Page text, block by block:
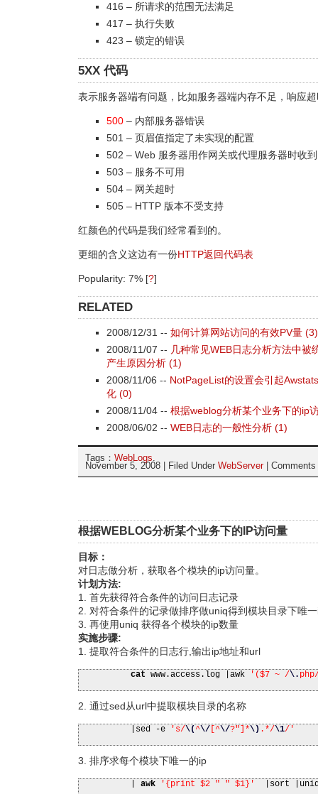
416 – 所请求的范围无法满足
417 – 执行失败
423 – 锁定的错误
5XX 代码
表示服务器端有问题，比如服务器端内存不足，响应
500 – 内部服务器错误
501 – 页眉值指定了未实现的配置
502 – Web 服务器用作网关或代理服务器时收
503 – 服务不可用
504 – 网关超时
505 – HTTP 版本不受支持
红颜色的代码是我们经常看到的。
更细的含义这边有一份HTTP返回代码表
Popularity: 7% [?]
RELATED
2008/12/31 -- 如何计算网站访问的有效PV量 (3)
2008/11/07 -- 几种常见WEB日志分析方法中被
产生原因分析 (1)
2008/11/06 -- NotPageList的设置会引起
化 (0)
2008/11/04 -- 根据weblog分析某个业务下的ip
2008/06/02 -- WEB日志的一般性分析 (1)
Tags： WebLogs.
November 5, 2008 | Filed Under WebServer|
根据WEBLOG分析某个业务下的IP访问量
目标：
对日志做分析，获取各个模块的ip访问量。
计划方法:
1. 首先获得符合条件的访问日志记录
2. 对符合条件的记录做排序做uniq得到模块目录下唯
3. 再使用uniq 获得各个模块的ip数量
实施步骤:
1. 提取符合条件的日志行,输出ip地址和url
cat www.access.log awk '($7 ~ /\.
2. 通过sed从url中提取模块目录的名称
sed -e 's/\( ^\/ [^\/?"]*\) .*/\1/'
3. 排序求每个模块下唯一的ip
awk '{print $2 " " $1}' sort